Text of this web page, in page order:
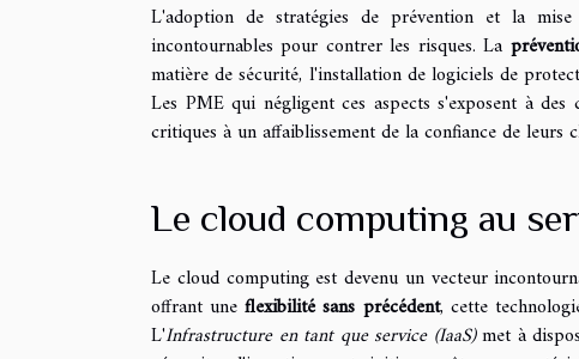
L'adoption de stratégies de prévention et la
incontournables pour contrer les risques. La
matière de sécurité, l'installation de logiciels de
Les PME qui négligent ces aspects s'exposent à des
critiques à un affaiblissement de la confiance de
Le cloud computing au
Le cloud computing est devenu un vecteur
offrant uneflexibilité sans précédent, cette
L'Infrastructure en tant que service (IaaS)met à